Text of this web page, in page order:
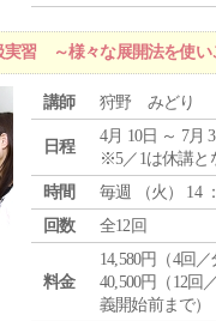
習 ～様々な展開法を使い
講師 狩野 みどり
日程
4月 10日 ～ 7月
※5／1は休講と
時間
毎週 （火 ） 14
回数
全12回
料金
14,580円（4回
40,500円（12
義開始前まで）